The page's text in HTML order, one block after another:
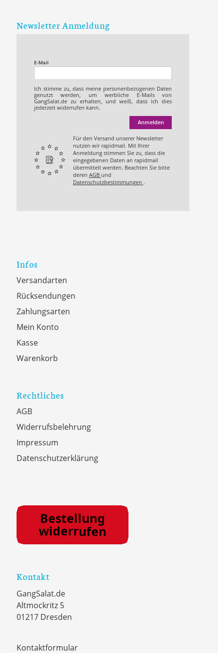
Newsletter Anmeldung
E-Mail
Ich stimme zu, dass meine personenbezogenen Daten
genutzt werden, um werbliche E-Mails von
GangSalat.de zu erhalten, und weiß, dass ich dies
jederzeit widerrufen kann.
Anmelden
Für den Versand unserer Newsletter
nutzen wir rapidmail. Mit Ihrer
Anmeldung stimmen Sie zu, dass die
eingegebenen Daten an rapidmail
übermittelt werden. Beachten Sie bitte
deren AGB und
Datenschutzbestimmungen .
Infos
Versandarten
Rücksendungen
Zahlungsarten
Mein Konto
Kasse
Warenkorb
Rechtliches
AGB
Widerrufsbelehrung
Impressum
Datenschutzerklärung
Kontakt
GangSalat.de
Altmockritz 5
01217 Dresden
Kontaktformular